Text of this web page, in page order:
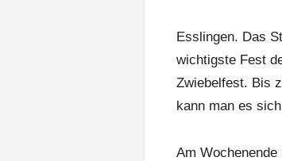
Esslingen. Das
wichtigste Fest
Zwiebelfest. Bis
kann man es
Am